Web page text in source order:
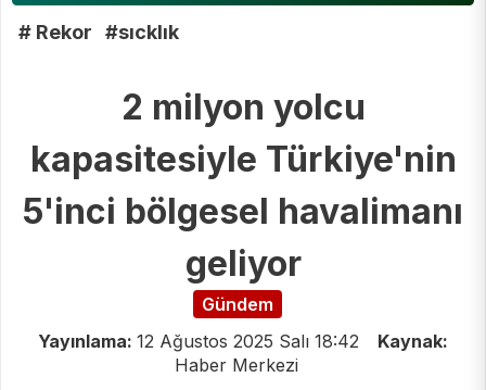
# Rekor #sıcklık
2 milyon yolcu
kapasitesiyle Türkiye'nin
5'inci bölgesel havalimanı
geliyor
Gündem
Yayınlama: 12 Ağustos 2025 Salı 18:42
Kaynak:
Haber Merkezi